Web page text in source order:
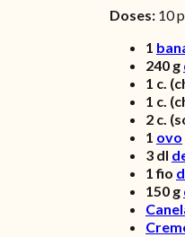
Doses: 10
1
240 g
1 c.
1 c.
2 c.
1 ovo
3 dl
1 fio
150 g